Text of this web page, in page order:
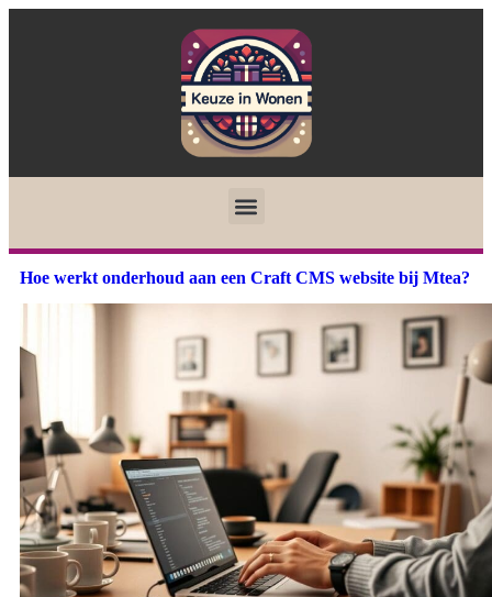
Hoe werkt onderhoud aan een Craft CMS website bij Mtea?